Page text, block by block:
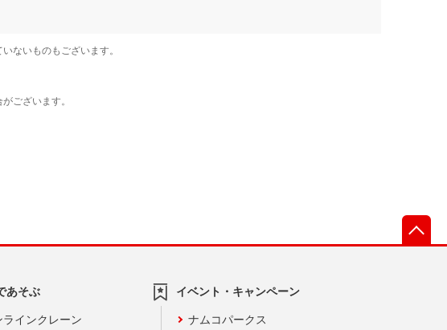
あそぶ
インクレーン
イベント・キャンペーン
ナムコパークス